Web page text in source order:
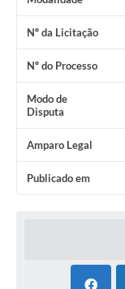
Nº da Licitação
Nº do Processo
Modo de
Disputa
Amparo Legal
Publicado em